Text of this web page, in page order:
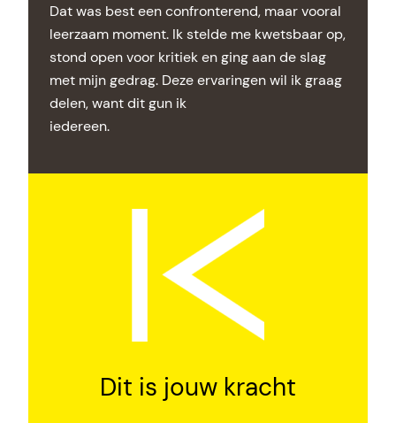
Dat was best een confronterend, maar vooral
leerzaam moment. Ik stelde me kwetsbaar op,
stond open voor kritiek en ging aan de slag
met mijn gedrag. Deze ervaringen wil ik graag
delen, want dit gun ik
iedereen.
Dit is jouw kracht